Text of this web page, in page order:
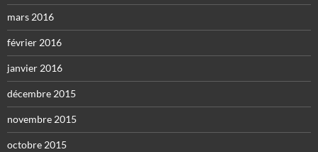
mars 2016
février 2016
janvier 2016
décembre 2015
novembre 2015
octobre 2015